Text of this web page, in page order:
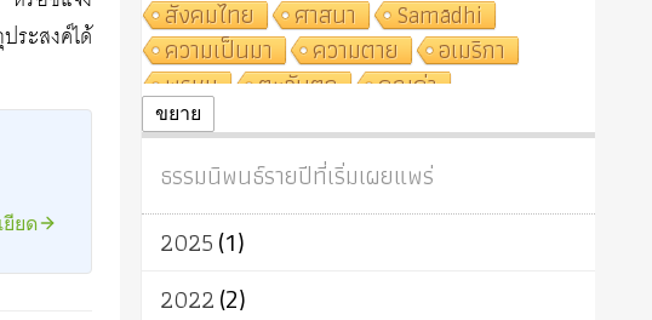
ระสงค์ได้
ยด
สังคมไทย
ศาสนา
Samādhi
ความเป็นมา
ความตาย
อเมริกา
พรหม
ตะวันตก
คุณค่า
ปฏิจจสมุปบาท
ศาสนาประจำชาติ
ผู้บริโภค
ธรรมาธิปไตย
การแยกรัฐกับศาสนา
ธรรมชาติ
เทคโนโลยี
พุทธบริษัท
ขยาย
ธรรมนิพนธ์รายปีที่เริ่มเผยแพร่
2025(1)
2022(2)